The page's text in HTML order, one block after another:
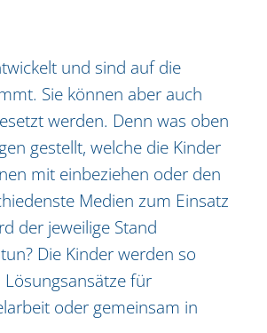
und sind auf die
Sie können aber auch
werden. Denn was oben
gestellt, welche die Kinder
mit einbeziehen oder den
Medien zum Einsatz
der jeweilige Stand
Die Kinder werden so
für
oder gemeinsam in